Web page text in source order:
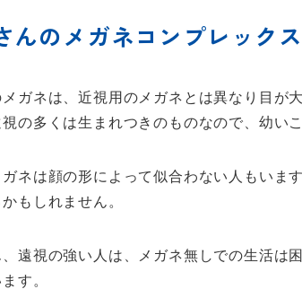
んのメガネコンプレック
ガネは、近視用のメガネとは異なり目が
の多くは生まれつきのものなので、幼い
ガネは顔の形によって似合わない人もい
もしれません。
、遠視の強い人は、メガネ無しでの生活は
す。